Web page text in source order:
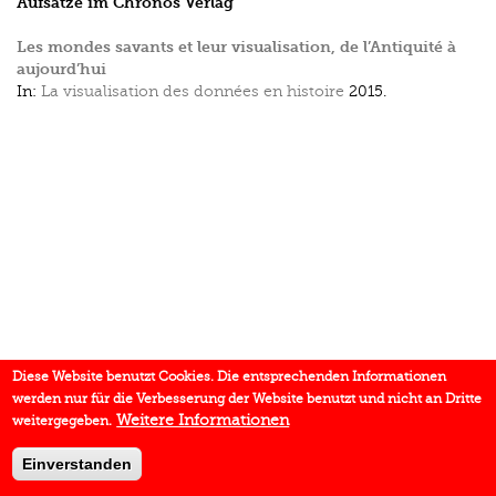
Les mondes savants et leur visualisation, de l’Antiquité à
aujourd’hui
In: La visualisation des données en histoire 2015.
Diese Website benutzt Cookies. Die entsprechenden Informationen
werden nur für die Verbesserung der Website benutzt und nicht an Dritte
weitergegeben. Weitere Informationen
Einverstanden